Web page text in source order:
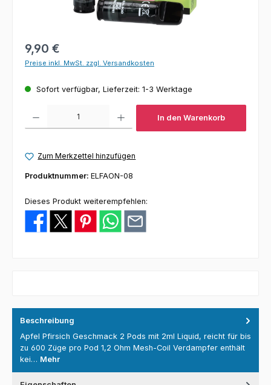
Regulärer Preis:
9,90 €
Preise inkl. MwSt. zzgl. Versandkosten
Sofort verfügbar, Lieferzeit: 1-3 Werktage
In den Warenkorb
Zum Merkzettel hinzufügen
Produktnummer: ELFAON-08
Dieses Produkt weiterempfehlen:
Beschreibung
Apfel Pfirsich Geschmack 2 Pods mit 2ml Liquid, reicht für bis
zu 600 Züge pro Pod 1,2 Ohm Mesh-Coil Verdampfer enthält
kei… Mehr